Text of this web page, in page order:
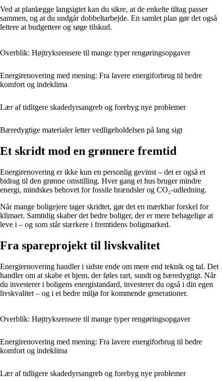
Ved at planlægge langsigtet kan du sikre, at de enkelte tiltag passer
sammen, og at du undgår dobbeltarbejde. En samlet plan gør det også
lettere at budgettere og søge tilskud.
Overblik: Højtryksrensere til mange typer rengøringsopgaver
Energirenovering med mening: Fra lavere energiforbrug til bedre
komfort og indeklima
Lær af tidligere skadedyrsangreb og forebyg nye problemer
Bæredygtige materialer letter vedligeholdelsen på lang sigt
Et skridt mod en grønnere fremtid
Energirenovering er ikke kun en personlig gevinst – det er også et
bidrag til den grønne omstilling. Hver gang et hus bruger mindre
energi, mindskes behovet for fossile brændsler og CO₂-udledning.
Når mange boligejere tager skridtet, gør det en mærkbar forskel for
klimaet. Samtidig skaber det bedre boliger, der er mere behagelige at
leve i – og som står stærkere i fremtidens boligmarked.
Fra spareprojekt til livskvalitet
Energirenovering handler i sidste ende om mere end teknik og tal. Det
handler om at skabe et hjem, der føles rart, sundt og bæredygtigt. Når
du investerer i boligens energistandard, investerer du også i din egen
livskvalitet – og i et bedre miljø for kommende generationer.
Overblik: Højtryksrensere til mange typer rengøringsopgaver
Energirenovering med mening: Fra lavere energiforbrug til bedre
komfort og indeklima
Lær af tidligere skadedyrsangreb og forebyg nye problemer